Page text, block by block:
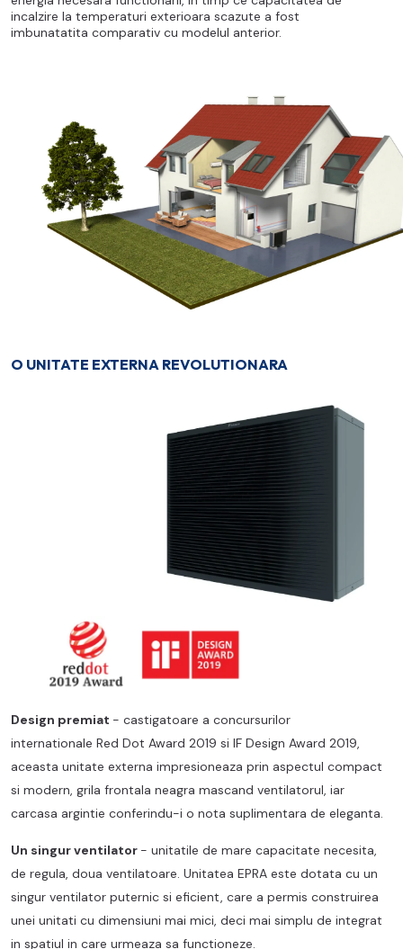
incalzire la temperaturi exterioara scazute a fost
imbunatatita comparativ cu modelul anterior.
O UNITATE EXTERNA REVOLUTIONARA
Design premiat - castigatoare a concursurilor
internationale Red Dot Award 2019 si IF Design Award 2019,
aceasta unitate externa impresioneaza prin aspectul compact
si modern, grila frontala neagra mascand ventilatorul, iar
carcasa argintie conferindu-i o nota suplimentara de eleganta.
Un singur ventilator - unitatile de mare capacitate necesita,
de regula, doua ventilatoare. Unitatea EPRA este dotata cu un
singur ventilator puternic si eficient, care a permis construirea
unei unitati cu dimensiuni mai mici, deci mai simplu de integrat
in spatiul in care urmeaza sa functioneze.